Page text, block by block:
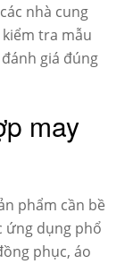
nhà cung
tra mẫu
giá đúng
may
phẩm cần bề
ứng dụng phổ
phục, áo